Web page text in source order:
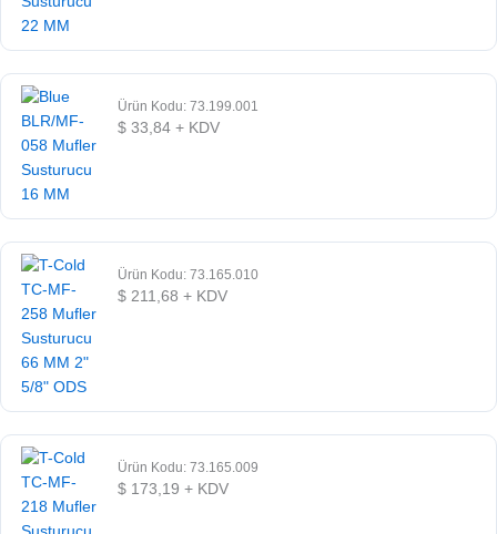
Ürün Kodu: 73.199.001
$ 33,84 + KDV
Ürün Kodu: 73.165.010
$ 211,68 + KDV
Ürün Kodu: 73.165.009
$ 173,19 + KDV